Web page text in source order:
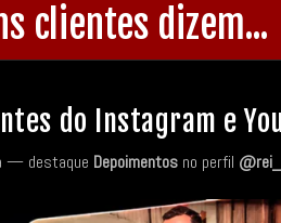
clientes dizem...
do Instagram e
— destaque Depoimentosno perfil